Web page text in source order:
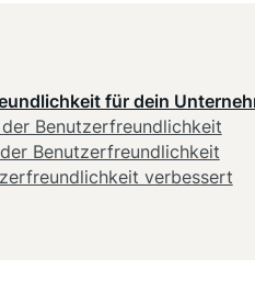
für dein
Benutzerfreundlichkeit
Benutzerfreundlichkeit
verbessert